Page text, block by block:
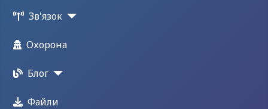
Зв'язок
Охорона
Блог
Файли